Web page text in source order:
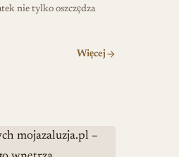
nie tylko oszczędza
Więcej
– elegancja i